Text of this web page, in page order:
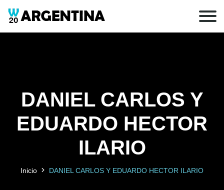
DANIEL CARLOS Y
EDUARDO HECTOR
ILARIO
Inicio DANIEL CARLOS Y EDUARDO HECTOR ILARIO